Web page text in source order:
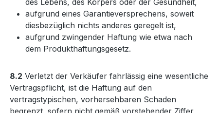
des Lebens, des Körpers oder der Gesundheit,
aufgrund eines Garantieversprechens, soweit
diesbezüglich nichts anderes geregelt ist,
aufgrund zwingender Haftung wie etwa nach
dem Produkthaftungsgesetz.
8.2 Verletzt der Verkäufer fahrlässig eine wesentliche
Vertragspflicht, ist die Haftung auf den
vertragstypischen, vorhersehbaren Schaden